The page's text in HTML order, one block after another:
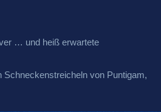
… und heiß erwartete
Schneckenstreicheln von Puntigam,